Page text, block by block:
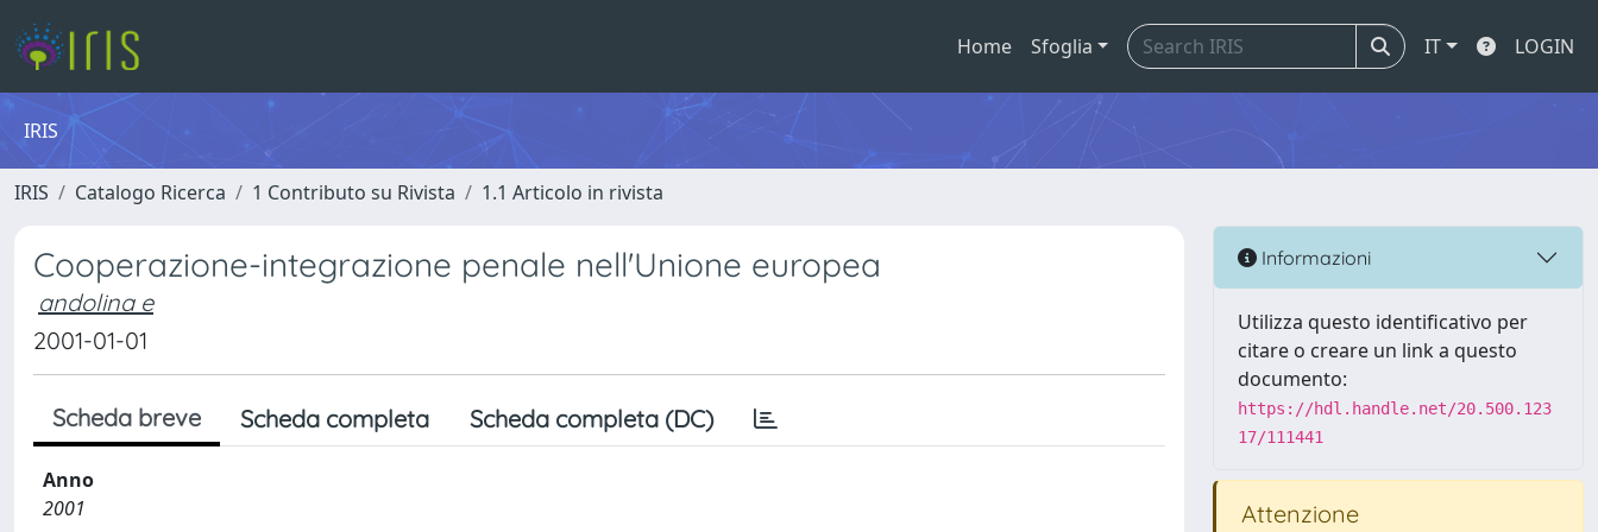
Home Sfoglia IT LOGIN
IRIS
IRIS Catalogo Ricerca 1 Contributo su Rivista 1.1 Articolo in rivista
Cooperazione-integrazione penale nell'Unione europea
andolina e
2001-01-01
Scheda breve Scheda completa Scheda completa (DC)
Anno
2001
Informazioni
Utilizza questo identificativo per
citare o creare un link a questo
documento:
https://hdl.handle.net/20.500.123
17/111441
Attenzione